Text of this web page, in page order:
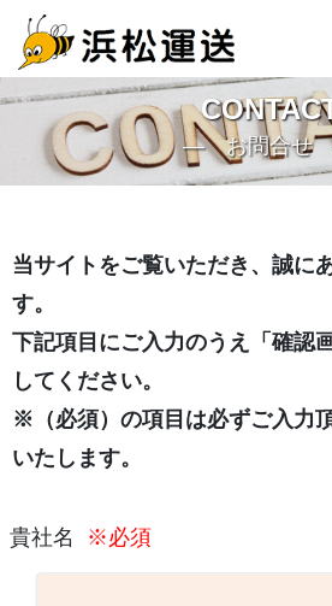
お問合せ
当サイトをご覧いただき、誠に
す。
下記項目にご入力のうえ「確認
してください。
※（必須）の項目は必ずご入力
いたします。
貴社名 ※必須